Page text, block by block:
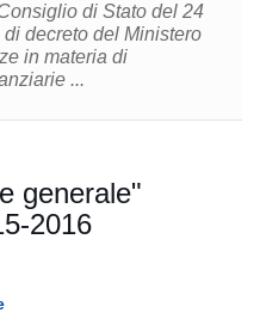
di Stato del 24
decreto del Ministero
in materia di
...
generale"
2016